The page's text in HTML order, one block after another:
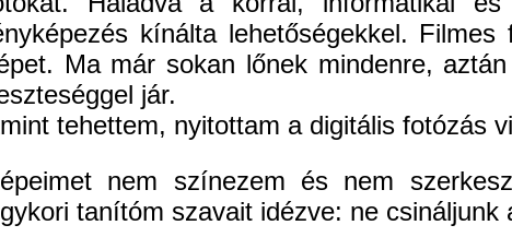
kínálta lehetőségekkel.
Ma már sokan lőnek mindenre,
jár.
tehettem, nyitottam a digitális fotózás
nem színezem és nem
tanítóm szavait idézve: ne